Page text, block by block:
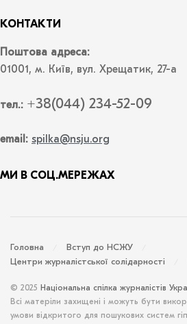
КОНТАКТИ
Поштова адреса:
01001, м. Київ, вул. Хрещатик, 27-а
тел.: +38(044) 234-52-09
email: spilka@nsju.org
МИ В СОЦ.МЕРЕЖАХ
Головна
Вступ до НСЖУ
Центри журналістської солідарності
© 2025 Національна спілка журналістів
Всі матеріли захищені і можуть бути
умови відкритого для пошукових систем